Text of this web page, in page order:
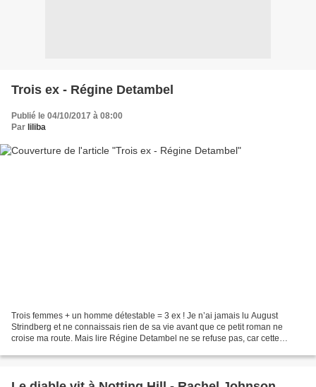
Trois ex - Régine Detambel
Publié le 04/10/2017 à 08:00
Par liliba
Trois femmes + un homme détestable = 3 ex ! Je n’ai jamais lu August
Strindberg et ne connaissais rien de sa vie avant que ce petit roman ne
croise ma route. Mais lire Régine Detambel ne se refuse pas, car cette